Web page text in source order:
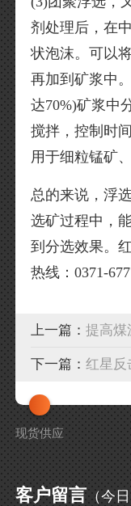
剂处理后，在
状泡沫。可以
再加到矿浆中
达70%)矿浆中
搅拌，控制时
用于细粒锰矿
总的来说，浮
选矿过程中，
到分选效果。
热线：0371-
上一篇：提高煤
下一篇：红星反
现货供应
客户留言 （今